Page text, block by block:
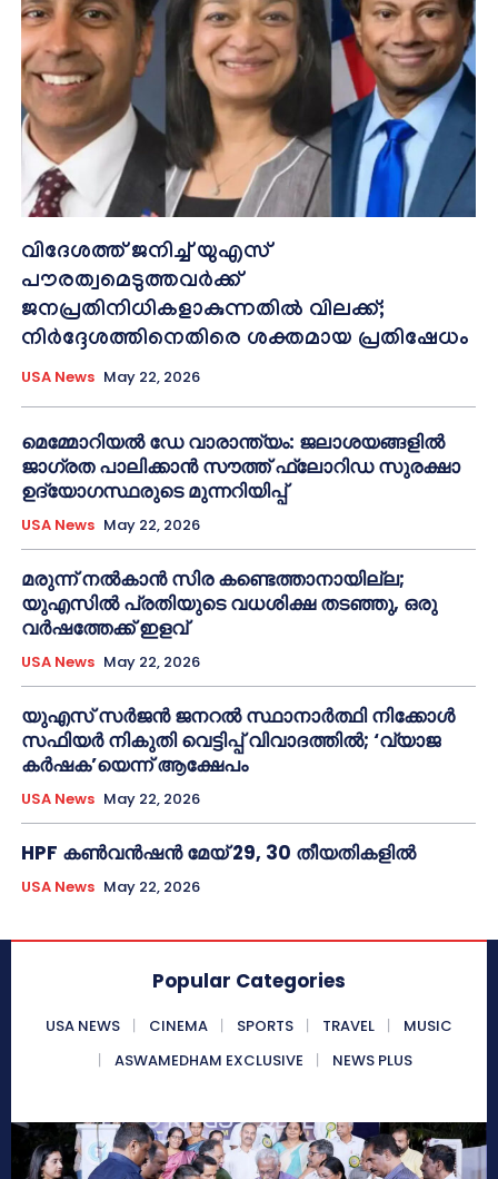
വിദേശത്ത് ജനിച്ച് യുഎസ്
പൗരത്വമെടുത്തവർക്ക്
ജനപ്രതിനിധികളാകുന്നതിൽ വിലക്ക്;
നിർദ്ദേശത്തിനെതിരെ ശക്തമായ പ്രതിഷേധം
USA News May 22, 2026
മെമ്മോറിയൽ ഡേ വാരാന്ത്യം: ജലാശയങ്ങളിൽ
ജാഗ്രത പാലിക്കാൻ സൗത്ത് ഫ്ലോറിഡ സുരക്ഷാ
ഉദ്യോഗസ്ഥരുടെ മുന്നറിയിപ്പ്
USA News May 22, 2026
മരുന്ന് നൽകാൻ സിര കണ്ടെത്താനായില്ല;
യുഎസിൽ പ്രതിയുടെ വധശിക്ഷ തടഞ്ഞു, ഒരു
വർഷത്തേക്ക് ഇളവ്
USA News May 22, 2026
യുഎസ് സർജൻ ജനറൽ സ്ഥാനാർത്ഥി നിക്കോൾ
സഫിയർ നികുതി വെട്ടിപ്പ് വിവാദത്തിൽ; ‘വ്യാജ
കർഷക’യെന്ന് ആക്ഷേപം
USA News May 22, 2026
HPF കൺവൻഷൻ മേയ് 29, 30 തീയതികളിൽ
USA News May 22, 2026
Popular Categories
USA NEWS CINEMA SPORTS TRAVEL
MUSIC
ASWAMEDHAM EXCLUSIVE
NEWS PLUS